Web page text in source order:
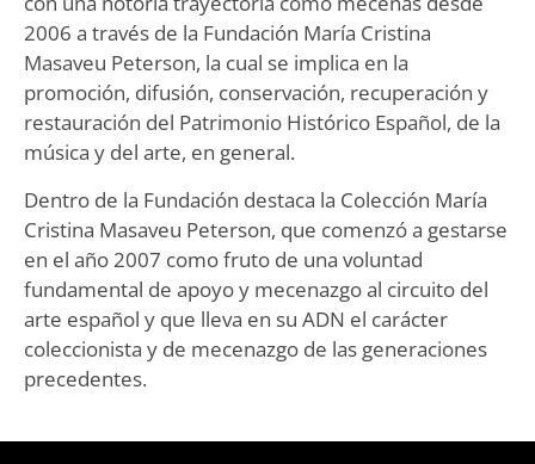
2006 a través de la Fundación María Cristina
Masaveu Peterson, la cual se implica en la
promoción, difusión, conservación, recuperación y
restauración del Patrimonio Histórico Español, de la
música y del arte, en general.
Dentro de la Fundación destaca la Colección María
Cristina Masaveu Peterson, que comenzó a gestarse
en el año 2007 como fruto de una voluntad
fundamental de apoyo y mecenazgo al circuito del
arte español y que lleva en su ADN el carácter
coleccionista y de mecenazgo de las generaciones
precedentes.